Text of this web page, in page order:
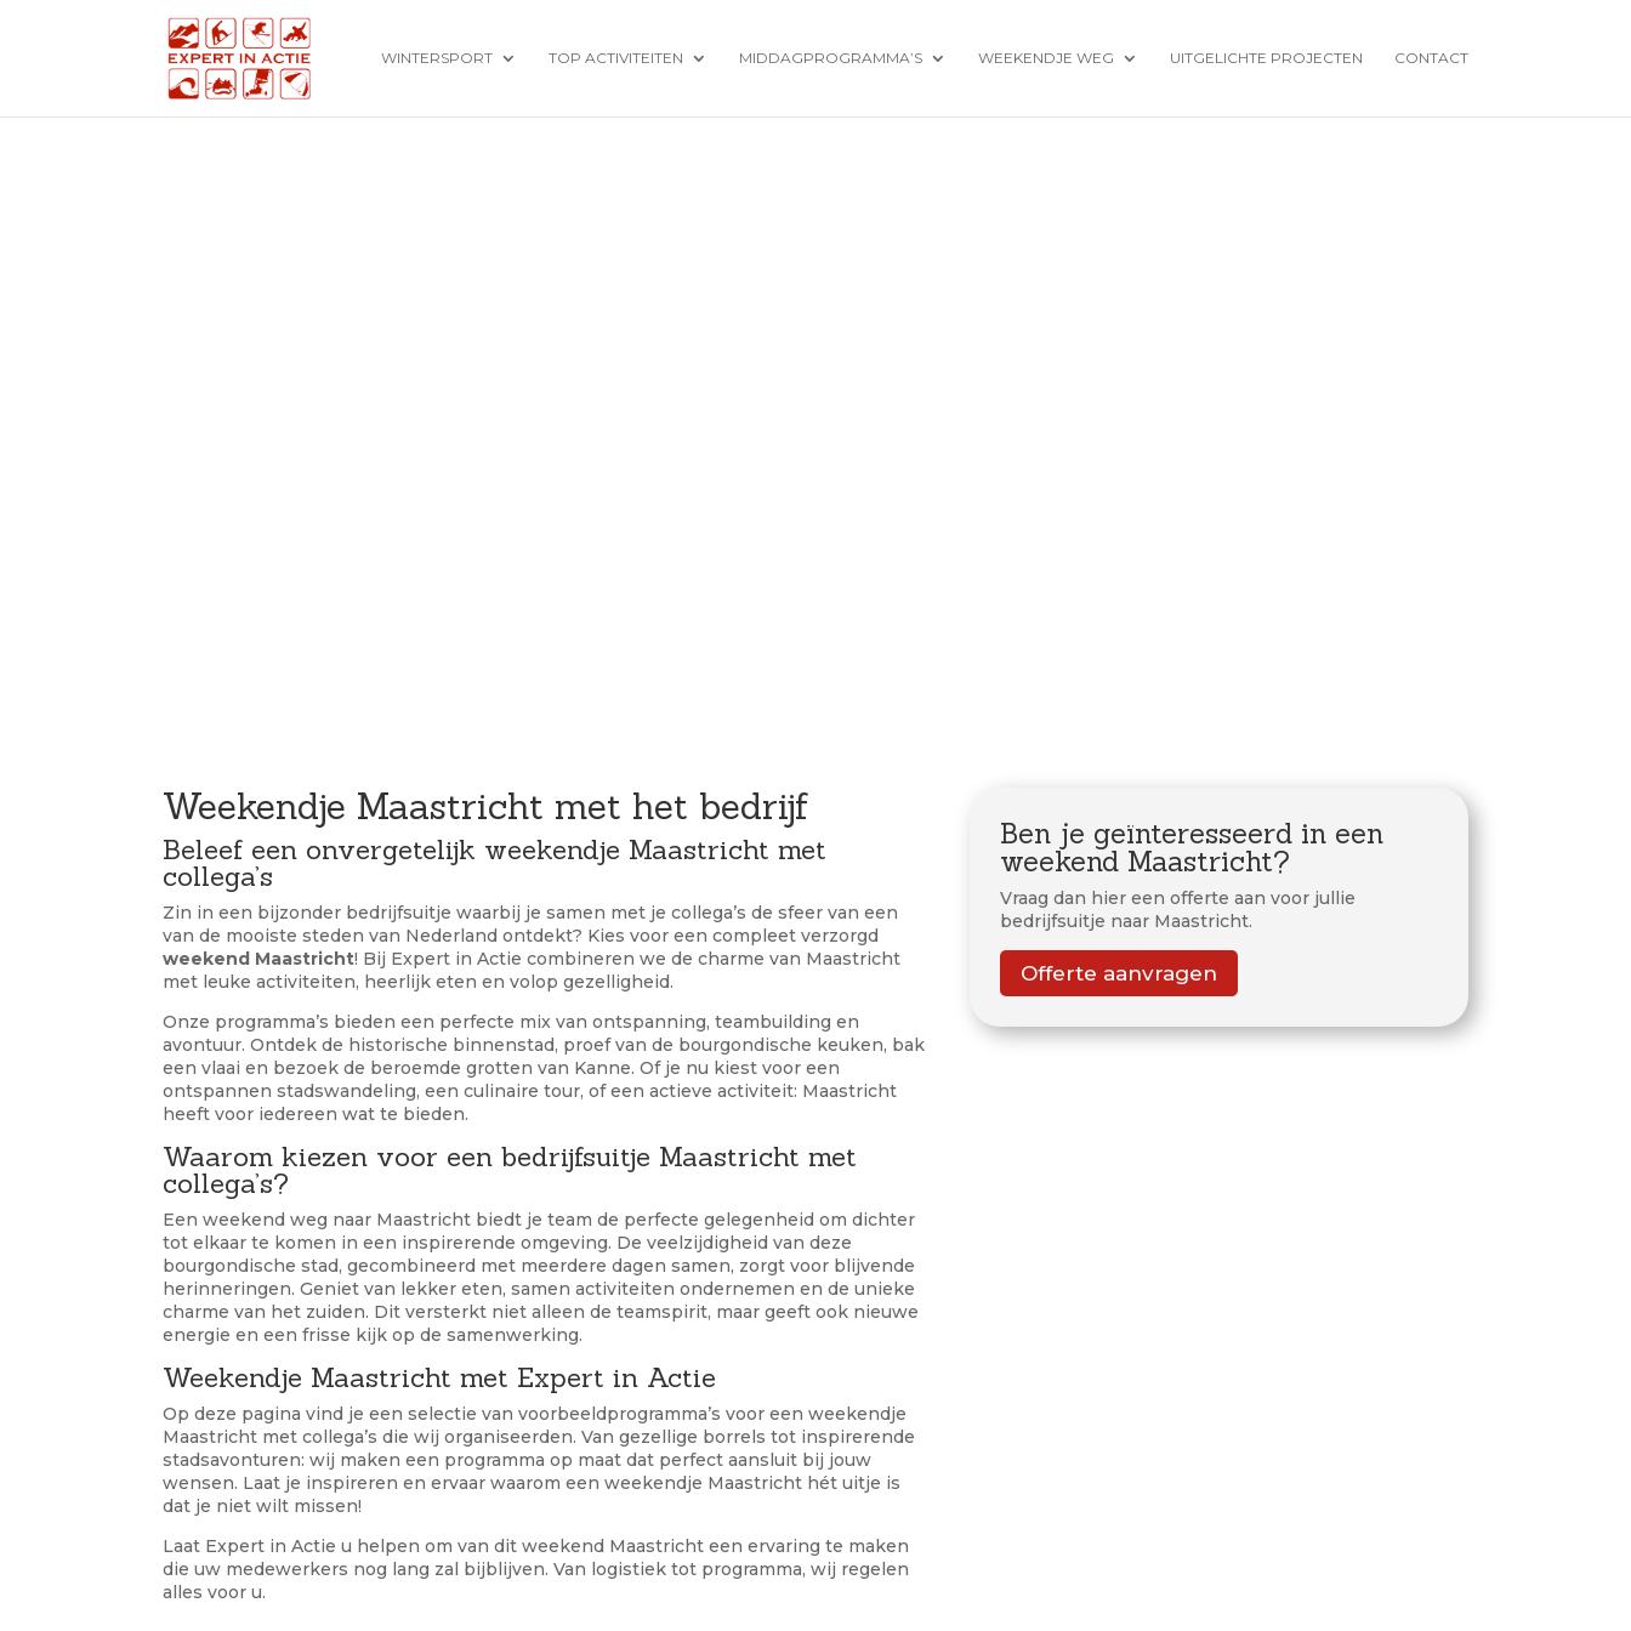
WINTERSPORT TOP ACTIVITEITEN MIDDAGPROGRAMMA’S WEEKENDJE WEG UITGELICHTE PROJECTEN CONTACT
Weekendje Maastricht met het bedrijf
Beleef een onvergetelijk weekendje Maastricht met
collega’s
Zin in een bijzonder bedrijfsuitje waarbij je samen met je collega’s de sfeer van een
van de mooiste steden van Nederland ontdekt? Kies voor een compleet verzorgd
weekend Maastricht! Bij Expert in Actie combineren we de charme van Maastricht
met leuke activiteiten, heerlijk eten en volop gezelligheid.
Onze programma’s bieden een perfecte mix van ontspanning, teambuilding en
avontuur. Ontdek de historische binnenstad, proef van de bourgondische keuken, bak
een vlaai en bezoek de beroemde grotten van Kanne. Of je nu kiest voor een
ontspannen stadswandeling, een culinaire tour, of een actieve activiteit: Maastricht
heeft voor iedereen wat te bieden.
Waarom kiezen voor een bedrijfsuitje Maastricht met
collega’s?
Een weekend weg naar Maastricht biedt je team de perfecte gelegenheid om dichter
tot elkaar te komen in een inspirerende omgeving. De veelzijdigheid van deze
bourgondische stad, gecombineerd met meerdere dagen samen, zorgt voor blijvende
herinneringen. Geniet van lekker eten, samen activiteiten ondernemen en de unieke
charme van het zuiden. Dit versterkt niet alleen de teamspirit, maar geeft ook nieuwe
energie en een frisse kijk op de samenwerking.
Weekendje Maastricht met Expert in Actie
Op deze pagina vind je een selectie van voorbeeldprogramma’s voor een weekendje
Maastricht met collega’s die wij organiseerden. Van gezellige borrels tot inspirerende
stadsavonturen: wij maken een programma op maat dat perfect aansluit bij jouw
wensen. Laat je inspireren en ervaar waarom een weekendje Maastricht hét uitje is
dat je niet wilt missen!
Laat Expert in Actie u helpen om van dit weekend Maastricht een ervaring te maken
die uw medewerkers nog lang zal bijblijven. Van logistiek tot programma, wij regelen
alles voor u.
Ben je geïnteresseerd in een
weekend Maastricht?
Vraag dan hier een offerte aan voor jullie
bedrijfsuitje naar Maastricht.
Offerte aanvragen